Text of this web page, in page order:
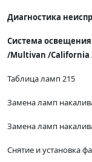
Диагностика
Система
/Multivan /California
Таблица ламп 215
Замена ламп
Замена ламп
Снятие и установка